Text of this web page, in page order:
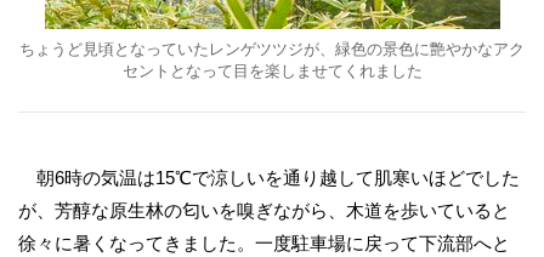
ちょうど見頃となっていたレンゲツツジが、緑色の景色に艶やかなアク
セントとなって目を楽しませてくれました
朝6時の気温は15℃で涼しいを通り越して肌寒いほどでした
が、芳醇な原生林の匂いを嗅ぎながら、木道を歩いていると
徐々に暑くなってきました。一度駐車場に戻って下流部へと